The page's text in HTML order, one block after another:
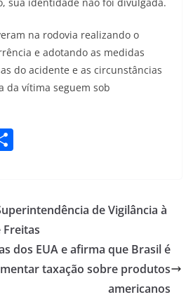
na rodovia realizando o
e adotando as medidas
do acidente e as circunstâncias
da vítima seguem sob
e
de Vigilância à
Freitas
dos EUA e afirma que Brasil é
taxação sobre produtos
americanos